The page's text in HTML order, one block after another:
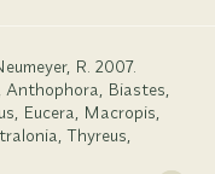
R. 2007.
Anthophora, Biastes,
Eucera, Macropis,
Thyreus,